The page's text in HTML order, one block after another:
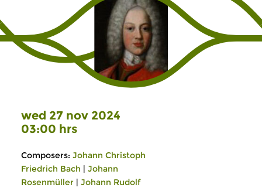
wed 27 nov 2024
03:00 hrs
Composers: Johann Christoph
Friedrich Bach | Johann
Rosenmüller | Johann Rudolf